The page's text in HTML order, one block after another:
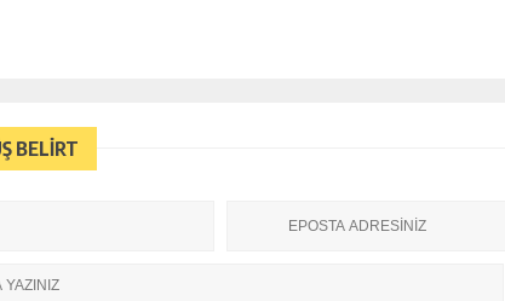
BELİRT